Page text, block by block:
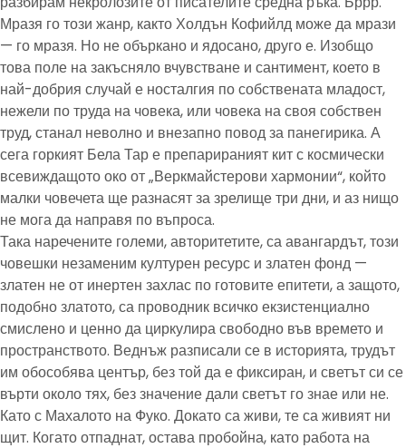
Мразя го този жанр, както Холдън Кофийлд може да мрази
— го мразя. Но не объркано и ядосано, друго е. Изобщо
това поле на закъсняло вчувстване и сантимент, което в
най-добрия случай е носталгия по собствената младост,
нежели по труда на човека, или човека на своя собствен
труд, станал неволно и внезапно повод за панегирика. А
сега горкият Бела Тар е препарираният кит с космически
всевиждащото око от „Веркмайстерови хармонии“, който
малки човечета ще разнасят за зрелище три дни, и аз нищо
не мога да направя по въпроса.
Така наречените големи, авторитетите, са авангардът, този
човешки незаменим културен ресурс и златен фонд —
златен не от инертен захлас по готовите епитети, а защото,
подобно златото, са проводник всичко екзистенциално
смислено и ценно да циркулира свободно във времето и
пространството. Веднъж разписали се в историята, трудът
им обособява център, без той да е фиксиран, и светът си се
върти около тях, без значение дали светът го знае или не.
Като с Махалото на Фуко. Докато са живи, те са живият ни
щит. Когато отпаднат, остава пробойна, като работа на